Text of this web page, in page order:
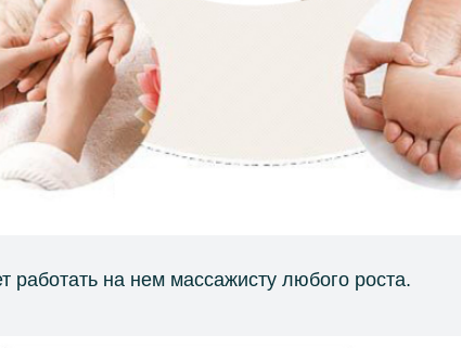
работать на нем массажисту любого роста.